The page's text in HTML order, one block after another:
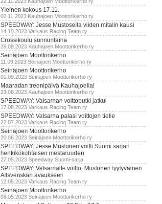
Yleinen kokous 17.11.
02.11.2023 Kauhajoen Moottorikerho ry
SPEEDWAY: Jesse Mustosella viiden mitalin kausi
14.10.2023 Varkaus Racing Team ry
Crossikoulu sunnuntaina
26.09.2023 Kauhajoen Moottorikerho ry
Seinäjoen Moottorikerho
11.09.2023 Seinäjoen Moottorikerho ry
Seinäjoen Moottorikerho
01.09.2023 Seinäjoen Moottorikerho ry
Maaradan treenipäivä Kauhajoella!
23.08.2023 Kauhajoen Moottorikerho ry
SPEEDWAY: Valsarnan voittoputki jatkui
17.08.2023 Varkaus Racing Team ry
SPEEDWAY: Valsarna palasi voittojen tielle
22.07.2023 Varkaus Racing Team ry
Seinäjoen Moottorikerho
20.06.2023 Seinäjoen Moottorikerho ry
SPEEDWAY: Jesse Mustonen voitti Suomi sarjan
henkikökohtaisen mestaruuden
27.05.2023 Speedway Suomi-sarja
SPEEDWAY: Valsarnalle voitto, Mustonen tyytyväinen
Allsvenskan avaukseen
12.05.2023 Varkaus Racing Team ry
Seinäjoen Moottorikerho
08.05.2023 Seinäjoen Moottorikerho ry